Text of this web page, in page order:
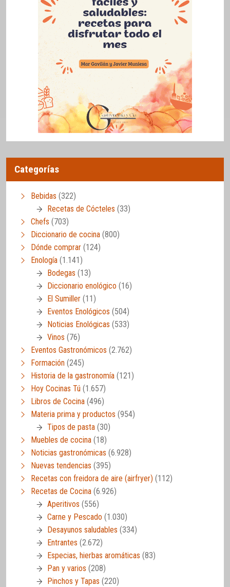
Categorías
Bebidas (322)
Recetas de Cócteles (33)
Chefs (703)
Diccionario de cocina (800)
Dónde comprar (124)
Enología (1.141)
Bodegas (13)
Diccionario enológico (16)
El Sumiller (11)
Eventos Enológicos (504)
Noticias Enológicas (533)
Vinos (76)
Eventos Gastronómicos (2.762)
Formación (245)
Historia de la gastronomía (121)
Hoy Cocinas Tú (1.657)
Libros de Cocina (496)
Materia prima y productos (954)
Tipos de pasta (30)
Muebles de cocina (18)
Noticias gastronómicas (6.928)
Nuevas tendencias (395)
Recetas con freidora de aire (airfryer) (112)
Recetas de Cocina (6.926)
Aperitivos (556)
Carne y Pescado (1.030)
Desayunos saludables (334)
Entrantes (2.672)
Especias, hierbas aromáticas (83)
Pan y varios (208)
Pinchos y Tapas (220)